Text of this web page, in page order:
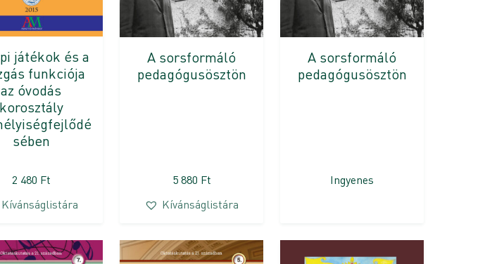
játékok és a
funkciója
az óvodás
korosztály
sében
2 480 Ft
Kívánságlistára
A sorsformáló
pedagógusösztön
5 880 Ft
Kívánságlistára
A sorsformáló
pedagógusösztön
Ingyenes